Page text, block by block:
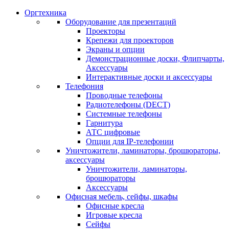
Оргтехника
Оборудование для презентаций
Проекторы
Крепежи для проекторов
Экраны и опции
Демонстрационные доски, Флипчарты,
Аксессуары
Интерактивные доски и аксессуары
Телефония
Проводные телефоны
Радиотелефоны (DECT)
Системные телефоны
Гарнитура
АТС цифровые
Опции для IP-телефонии
Уничтожители, ламинаторы, брошюраторы,
аксессуары
Уничтожители, ламинаторы,
брошюраторы
Аксессуары
Офисная мебель, сейфы, шкафы
Офисные кресла
Игровые кресла
Сейфы